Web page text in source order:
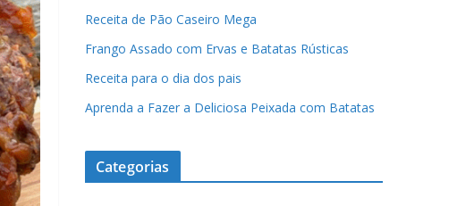
Receita de Pão Caseiro Mega
Frango Assado com Ervas e Batatas Rústicas
Receita para o dia dos pais
Aprenda a Fazer a Deliciosa Peixada com Batatas
Categorias